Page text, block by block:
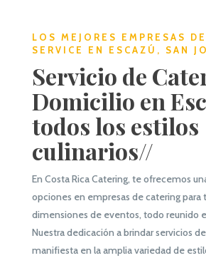
LOS MEJORES EMPRESAS
SERVICE EN ESCAZÚ, SAN
Servicio de
Domicilio en
todos los estilos
culinarios//
En Costa Rica Catering, te ofrecemos
opciones en empresas de catering para
dimensiones de eventos, todo reunido
Nuestra dedicación a brindar servicios
manifiesta en la amplia variedad de